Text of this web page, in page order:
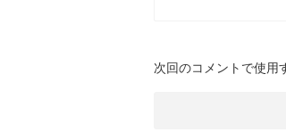
次回のコメントで使用